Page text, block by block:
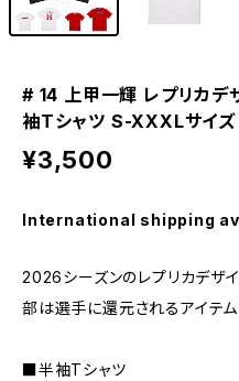
# 14 上甲一輝 レプリカデ
袖Tシャツ S-XXXLサイ
¥3,500
International shipping
2026シーズンのレプリカデザ
部は選手に還元されるアイテム
■半袖Tシャツ